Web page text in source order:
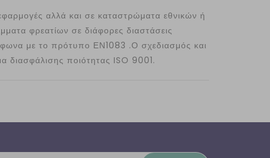
αλλά και σε καταστρώματα εθνικών ή
φρεατίων σε διάφορες διαστάσεις
με το πρότυπο ΕΝ1083 .Ο σχεδιασμός και
ποιότητας ISO 9001.